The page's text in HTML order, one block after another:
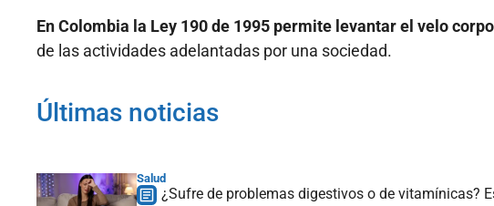
En Colombia la Ley 190 de 1995 permite levantar el velo
de las actividades adelantadas por una sociedad.
Últimas noticias
Salud
¿Sufre de problemas digestivos o de vitamínicas?